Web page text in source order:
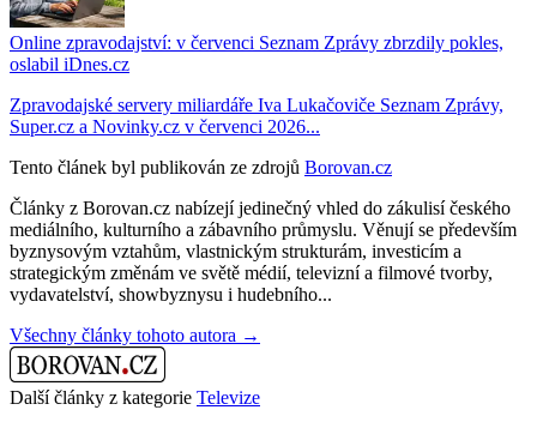
Online zpravodajství: v červenci Seznam Zprávy zbrzdily pokles,
oslabil iDnes.cz
Zpravodajské servery miliardáře Iva Lukačoviče Seznam Zprávy,
Super.cz a Novinky.cz v červenci 2026...
Tento článek byl publikován ze zdrojů Borovan.cz
Články z Borovan.cz nabízejí jedinečný vhled do zákulisí českého
mediálního, kulturního a zábavního průmyslu. Věnují se především
byznysovým vztahům, vlastnickým strukturám, investicím a
strategickým změnám ve světě médií, televizní a filmové tvorby,
vydavatelství, showbyznysu i hudebního...
Všechny články tohoto autora →
Další články z kategorie Televize